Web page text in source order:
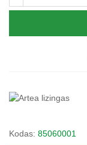
Kodas: 85060001